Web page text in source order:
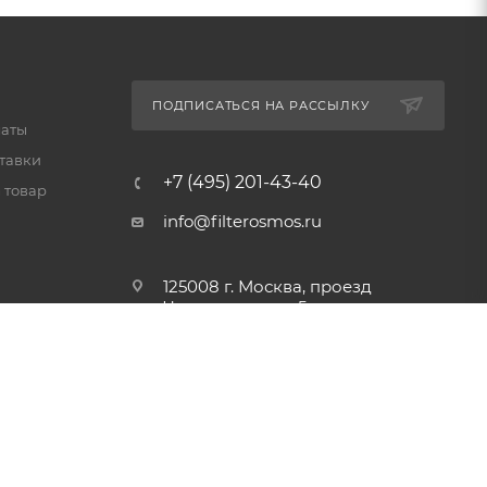
товар
ПОДПИСАТЬСЯ НА РАССЫЛКУ
+7 (495) 201-43-40
info@filterosmos.ru
125008 г. Москва, проезд
Черепановых д.5